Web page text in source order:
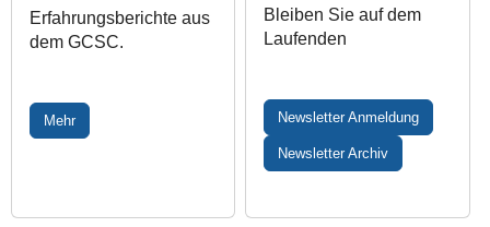
Erfahrungsberichte aus
dem GCSC.
Mehr
Bleiben Sie auf dem
Laufenden
Newsletter Anmeldung
Newsletter Archiv